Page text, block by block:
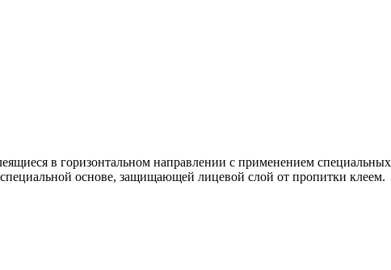
в горизонтальном направлении с применением
основе, защищающей лицевой слой от пропитки клеем.